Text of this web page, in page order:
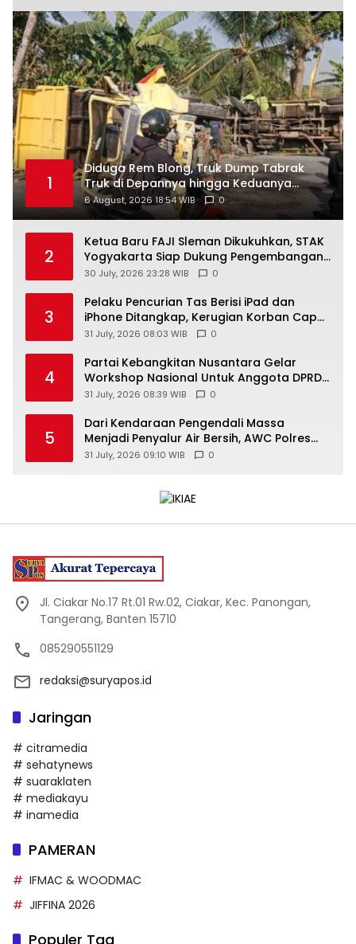
1
Diduga Rem Blong, Truk Dump Tabrak
Truk di Depannya hingga Keduanya
Terguling di Patuk
6 August, 2026 18:54 WIB 0
2
Ketua Baru FAJI Sleman Dikukuhkan, STAK
Yogyakarta Siap Dukung Pengembangan
Arung Jeram DIY
30 July, 2026 23:28 WIB 0
3
Pelaku Pencurian Tas Berisi iPad dan
iPhone Ditangkap, Kerugian Korban Capai
Rp25 Juta
31 July, 2026 08:03 WIB 0
4
Partai Kebangkitan Nusantara Gelar
Workshop Nasional Untuk Anggota DPRD
Kabupaten/Kota di Yogyakarta
31 July, 2026 08:39 WIB 0
5
Dari Kendaraan Pengendali Massa
Menjadi Penyalur Air Bersih, AWC Polres
Gunungkidul Bantu Warga Kekeringan
31 July, 2026 09:10 WIB 0
Jl. Ciakar No.17 Rt.01 Rw.02, Ciakar, Kec. Panongan,
Tangerang, Banten 15710
085290551129
redaksi@suryapos.id
Jaringan
# citramedia
# sehatynews
# suaraklaten
# mediakayu
# inamedia
PAMERAN
IFMAC & WOODMAC
JIFFINA 2026
Populer Tag